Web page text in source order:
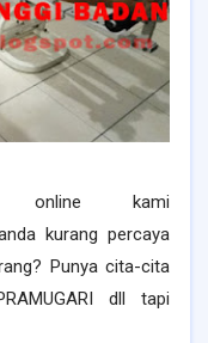
online kami
kurang percaya
Punya cita-cita
dll tapi